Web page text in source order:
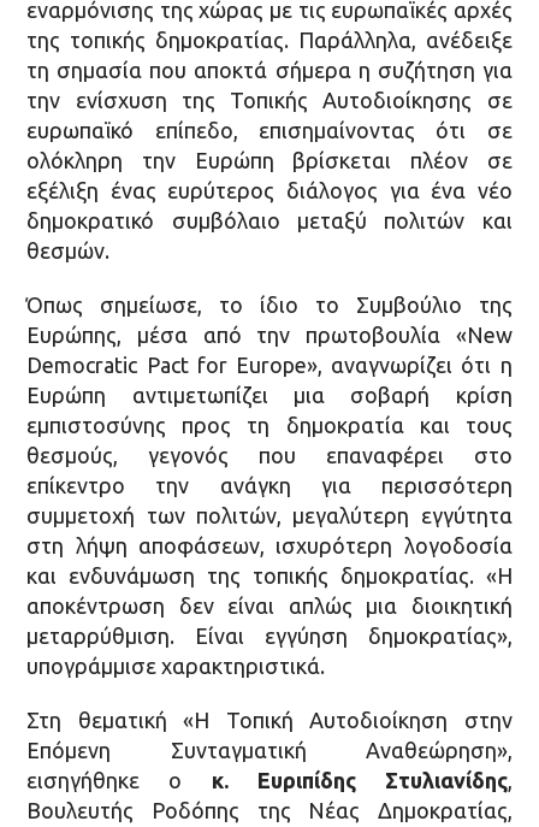
εναρμόνισης της χώρας με τις ευρωπαϊκές αρχές
της τοπικής δημοκρατίας. Παράλληλα, ανέδειξε
τη σημασία που αποκτά σήμερα η συζήτηση για
την ενίσχυση της Τοπικής Αυτοδιοίκησης σε
ευρωπαϊκό επίπεδο, επισημαίνοντας ότι σε
ολόκληρη την Ευρώπη βρίσκεται πλέον σε
εξέλιξη ένας ευρύτερος διάλογος για ένα νέο
δημοκρατικό συμβόλαιο μεταξύ πολιτών και
θεσμών.
Όπως σημείωσε, το ίδιο το Συμβούλιο της
Ευρώπης, μέσα από την πρωτοβουλία «New
Democratic Pact for Europe», αναγνωρίζει ότι η
Ευρώπη αντιμετωπίζει μια σοβαρή κρίση
εμπιστοσύνης προς τη δημοκρατία και τους
θεσμούς, γεγονός που επαναφέρει στο
επίκεντρο την ανάγκη για περισσότερη
συμμετοχή των πολιτών, μεγαλύτερη εγγύτητα
στη λήψη αποφάσεων, ισχυρότερη λογοδοσία
και ενδυνάμωση της τοπικής δημοκρατίας. «Η
αποκέντρωση δεν είναι απλώς μια διοικητική
μεταρρύθμιση. Είναι εγγύηση δημοκρατίας»,
υπογράμμισε χαρακτηριστικά.
Στη θεματική «Η Τοπική Αυτοδιοίκηση στην
Επόμενη Συνταγματική Αναθεώρηση»,
εισηγήθηκε ο κ. Ευριπίδης Στυλιανίδης,
Βουλευτής Ροδόπης της Νέας Δημοκρατίας,